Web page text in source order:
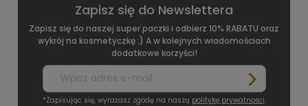
Zapisz się do Newslettera
Zapisz się do naszej super paczki i odbierz 10% RABATU oraz
wykrój na kosmetyczkę :) A w kolejnych wiadomościach
dodatkowe korzyści!
*Zapisując się, wyrażasz zgodę na naszą politykę prywatności.